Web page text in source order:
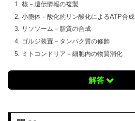
核－遺伝情報の複製
小胞体－酸化的リン酸化によるATP合成
リソソーム－脂質の合成
ゴルジ装置－タンパク質の修飾
ミトコンドリア－細胞内の物質消化
解答